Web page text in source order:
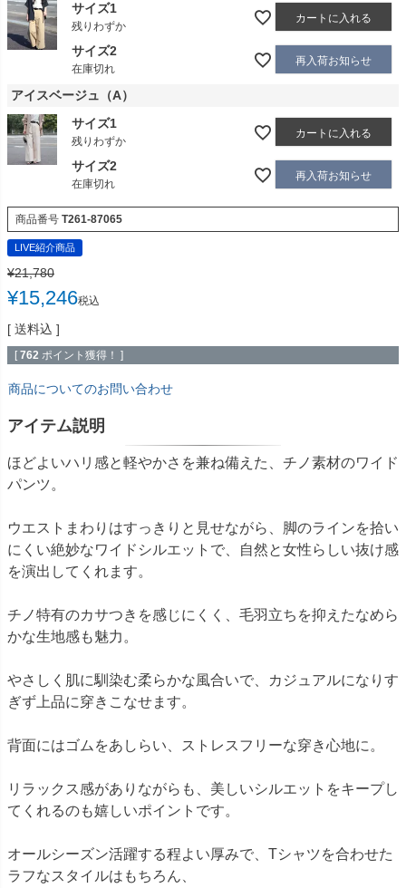
サイズ1
残りわずか
カートに入れる
サイズ2
在庫切れ
再入荷お知らせ
アイスベージュ（A）
サイズ1
残りわずか
カートに入れる
サイズ2
在庫切れ
再入荷お知らせ
商品番号 T261-87065
LIVE紹介商品
¥21,780
¥15,246税込
送料込
[ 762 ポイント獲得！ ]
商品についてのお問い合わせ
アイテム説明
ほどよいハリ感と軽やかさを兼ね備えた、チノ素材のワイド
パンツ。
ウエストまわりはすっきりと見せながら、脚のラインを拾い
にくい絶妙なワイドシルエットで、自然と女性らしい抜け感
を演出してくれます。
チノ特有のカサつきを感じにくく、毛羽立ちを抑えたなめら
かな生地感も魅力。
やさしく肌に馴染む柔らかな風合いで、カジュアルになりす
ぎず上品に穿きこなせます。
背面にはゴムをあしらい、ストレスフリーな穿き心地に。
リラックス感がありながらも、美しいシルエットをキープし
てくれるのも嬉しいポイントです。
オールシーズン活躍する程よい厚みで、Tシャツを合わせた
ラフなスタイルはもちろん、